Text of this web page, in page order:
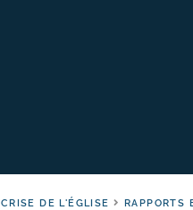
CRISE DE L'ÉGLISE RAPPORTS